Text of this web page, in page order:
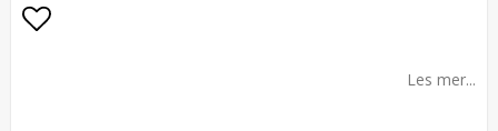
Les mer...